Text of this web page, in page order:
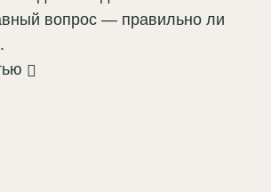
вопрос — правильно ли